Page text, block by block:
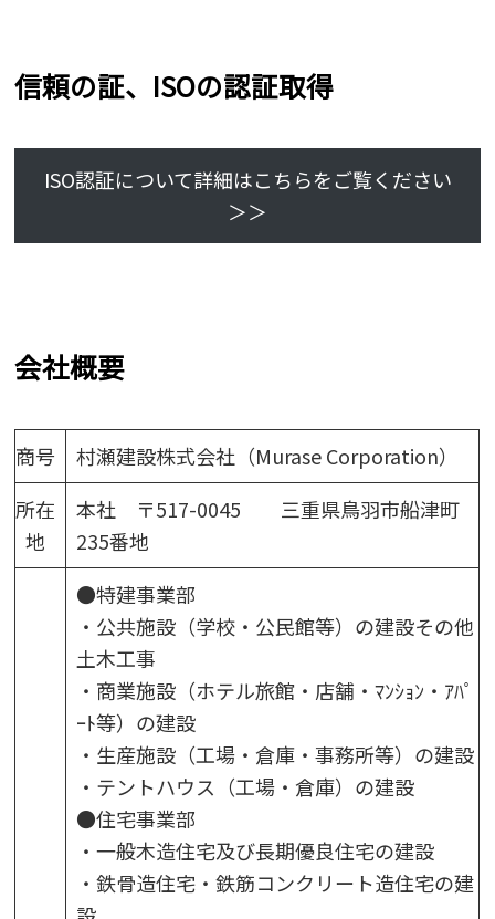
信頼の証、ISOの認証取得
ISO認証について詳細はこちらをご覧ください
＞＞
会社概要
商号
村瀬建設株式会社（Murase Corporation）
所在
地
本社 〒517-0045 三重県鳥羽市船津町
235番地
●特建事業部
・公共施設（学校・公民館等）の建設その他
土木工事
・商業施設（ホテル旅館・店舗・ﾏﾝｼｮﾝ・ｱﾊﾟ
ｰﾄ等）の建設
・生産施設（工場・倉庫・事務所等）の建設
・テントハウス（工場・倉庫）の建設
●住宅事業部
・一般木造住宅及び長期優良住宅の建設
・鉄骨造住宅・鉄筋コンクリート造住宅の建